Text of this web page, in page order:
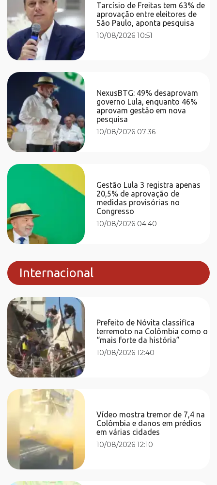
Tarcísio de Freitas tem 63% de
aprovação entre eleitores de
São Paulo, aponta pesquisa
10/08/2026 10:51
NexusBTG: 49% desaprovam
governo Lula, enquanto 46%
aprovam gestão em nova
pesquisa
10/08/2026 07:36
Gestão Lula 3 registra apenas
20,5% de aprovação de
medidas provisórias no
Congresso
10/08/2026 04:40
Internacional
Prefeito de Nóvita classifica
terremoto na Colômbia como o
“mais forte da história”
10/08/2026 12:40
Vídeo mostra tremor de 7,4 na
Colômbia e danos em prédios
em várias cidades
10/08/2026 12:10